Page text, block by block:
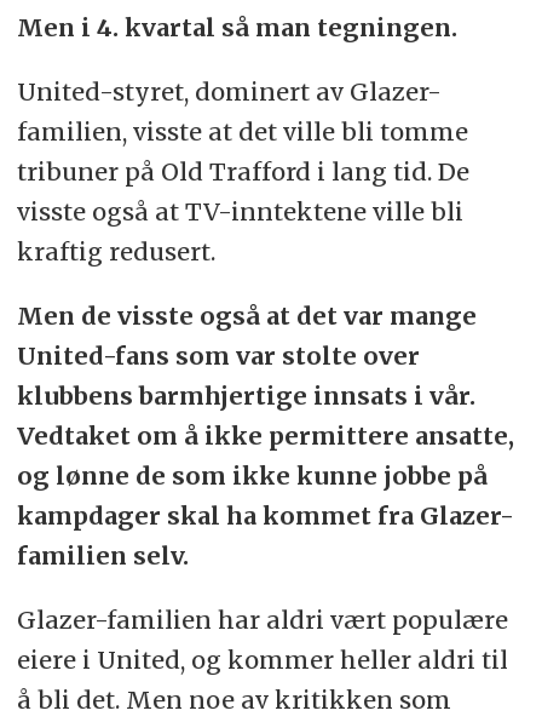
Men i 4. kvartal så man tegningen.
United-styret, dominert av Glazer-
familien, visste at det ville bli tomme
tribuner på Old Trafford i lang tid. De
visste også at TV-inntektene ville bli
kraftig redusert.
Men de visste også at det var mange
United-fans som var stolte over
klubbens barmhjertige innsats i vår.
Vedtaket om å ikke permittere ansatte,
og lønne de som ikke kunne jobbe på
kampdager skal ha kommet fra Glazer-
familien selv.
Glazer-familien har aldri vært populære
eiere i United, og kommer heller aldri til
å bli det. Men noe av kritikken som